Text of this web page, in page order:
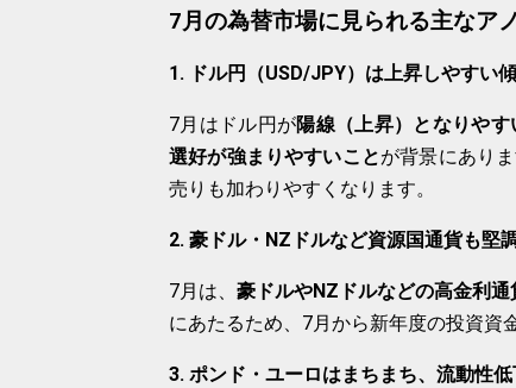
7月の為替市場に見られる主なア
1. ドル円（USD/JPY）は上昇しやすい
7月はドル円が陽線（上昇）となりやす
選好が強まりやすいことが背景にあり
売りも加わりやすくなります。
2. 豪ドル・NZドルなど資源国通貨も堅調
7月は、 豪ドルやNZドルなどの高金利
にあたるため、7月から新年度の投資資
3. ポンド・ユーロはまちまち、流動性